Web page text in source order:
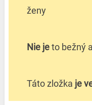
ženy
Nie jeto bežný
Táto zložka je